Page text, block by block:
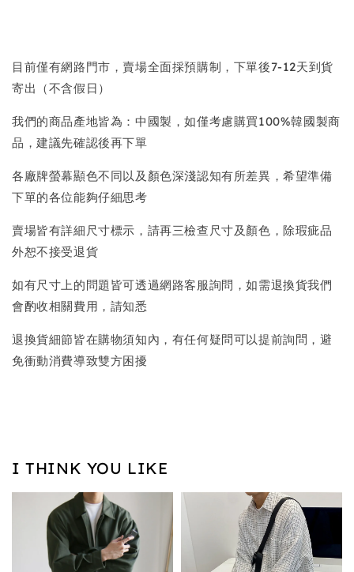
目前僅有網路門市，賣場全面採預購制，下單後7-12天到貨
寄出（不含假日）
我們的商品產地皆為：中國製，如僅考慮購買100%韓國製商
品，建議先確認後再下單
各廠牌螢幕顯色不同以及顏色深淺認知有所差異，希望準備
下單的各位能夠仔細思考
賣場皆有詳細尺寸標示，請再三檢查尺寸及顏色，除瑕疵品
外恕不接受退貨
如有尺寸上的問題皆可透過網路客服詢問，如需退換貨我們
會酌收相關費用，請知悉
退換貨細節皆在購物須知內，有任何疑問可以提前詢問，避
免衝動消費導致雙方困擾
I THINK YOU LIKE